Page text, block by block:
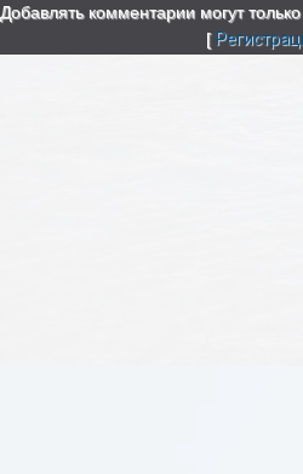
Добавлять комментарии могут
[